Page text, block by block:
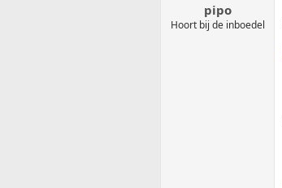
pipo
Hoort bij de inboedel